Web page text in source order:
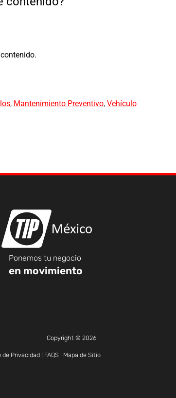
, Mantenimiento Preventivo, Vehículo
Ponemos tu negocio
en movimiento
Copyright © 2026
de Privacidad| FAQS Mapa de Sitio